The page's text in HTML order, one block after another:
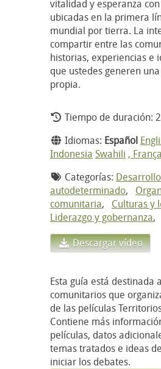
vitalidad y esperanza
ubicadas en la primera
mundial por tierra. La
compartir entre las
historias, experiencias e
que ustedes generen
propia.
Tiempo de duración:
Idiomas: Español
Indonesia Swahili ,
Categorías: Desarrollo
autodeterminado,
comunitaria, Culturas y
Liderazgo y gobernanza,
Descargar vídeo
Esta guía está destinada
comunitarios que
de las películas
Contiene más
películas, datos
temas tratados e ideas
iniciar los debates.